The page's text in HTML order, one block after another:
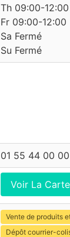
Th 09:00-
Fr 09:00-12:00
Sa Fermé
Su Fermé
01 55 44 00 00
Voir La Carte
Vente de produits
Dépôt courrier-